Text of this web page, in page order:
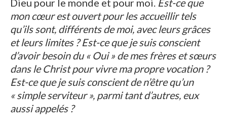
Dieu pour le monde et pour moi. Est-ce que
mon cœur est ouvert pour les accueillir tels
qu’ils sont, différents de moi, avec leurs grâces
et leurs limites ? Est-ce que je suis conscient
d’avoir besoin du « Oui » de mes frères et sœurs
dans le Christ pour vivre ma propre vocation ?
Est-ce que je suis conscient de n’être qu’un
« simple serviteur », parmi tant d’autres, eux
aussi appelés ?